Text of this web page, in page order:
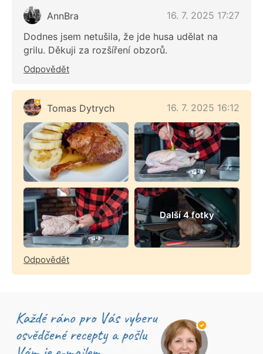
AnnBra
16. 7. 2025 17:27
Dodnes jsem netušila, že jde husa udělat na
grilu. Děkuji za rozšíření obzorů.
Odpovědět
Tomas Dytrych 16. 7. 2025 16:12
Další 4 fotky
Odpovědět